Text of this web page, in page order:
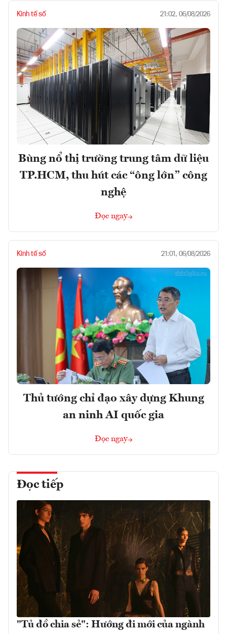
Kinh tế số 21:02, 06/08/2026
Bùng nổ thị trường trung tâm dữ liệu
TP.HCM, thu hút các “ông lớn” công
nghệ
Đọc ngay
Kinh tế số 21:01, 06/08/2026
Thủ tướng chỉ đạo xây dựng Khung
an ninh AI quốc gia
Đọc ngay
Đọc tiếp
"Tủ đồ chia sẻ": Hướng đi mới của ngành